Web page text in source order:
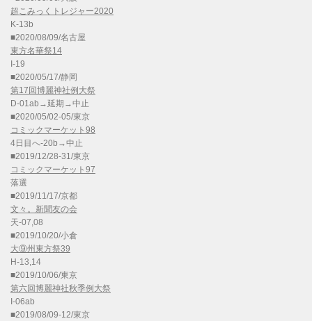
超こみっくトレジャー2020
K-13b
■2020/08/09/名古屋
東方名華祭14
I-19
■2020/05/17/静岡
第17回博麗神社例大祭
D-01ab→延期→中止
■2020/05/02-05/東京
コミックマーケット98
4日目へ-20b→中止
■2019/12/28-31/東京
コミックマーケット97
落選
■2019/11/17/京都
文々。新聞友の会
天-07,08
■2019/10/20/小倉
大⑨州東方祭39
H-13,14
■2019/10/06/東京
第六回博麗神社秋季例大祭
I-06ab
■2019/08/09-12/東京